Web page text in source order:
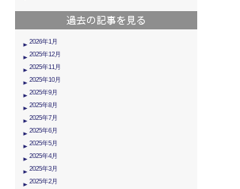
2026年1月
2025年12月
2025年11月
2025年10月
2025年9月
2025年8月
2025年7月
2025年6月
2025年5月
2025年4月
2025年3月
2025年2月